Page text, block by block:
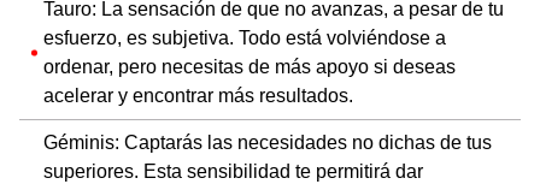
Tauro: La sensación de que no avanzas, a pesar de tu
esfuerzo, es subjetiva. Todo está volviéndose a
ordenar, pero necesitas de más apoyo si deseas
acelerar y encontrar más resultados.
Géminis: Captarás las necesidades no dichas de tus
superiores. Esta sensibilidad te permitirá dar